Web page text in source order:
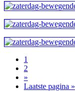
1
2
»
Laatste pagina »